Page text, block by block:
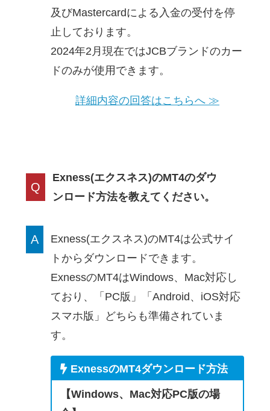
及びMastercardによる入金の受付を停
止しております。
2024年2月現在ではJCBブランドのカー
ドのみが使用できます。
詳細内容の回答はこちらへ ≫
Q
Exness(エクスネス)のMT4のダウ
ンロード方法を教えてください。
A
Exness(エクスネス)のMT4は公式サイ
トからダウンロードできます。
ExnessのMT4はWindows、Mac対応し
ており、「PC版」「Android、iOS対応
スマホ版」どちらも準備されていま
す。
ExnessのMT4ダウンロード方法
【Windows、Mac対応PC版の場